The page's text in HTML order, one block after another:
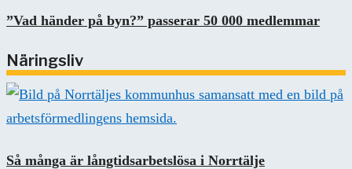
”Vad händer på byn?” passerar 50 000 medlemmar
Näringsliv
Så många är långtidsarbetslösa i Norrtälje